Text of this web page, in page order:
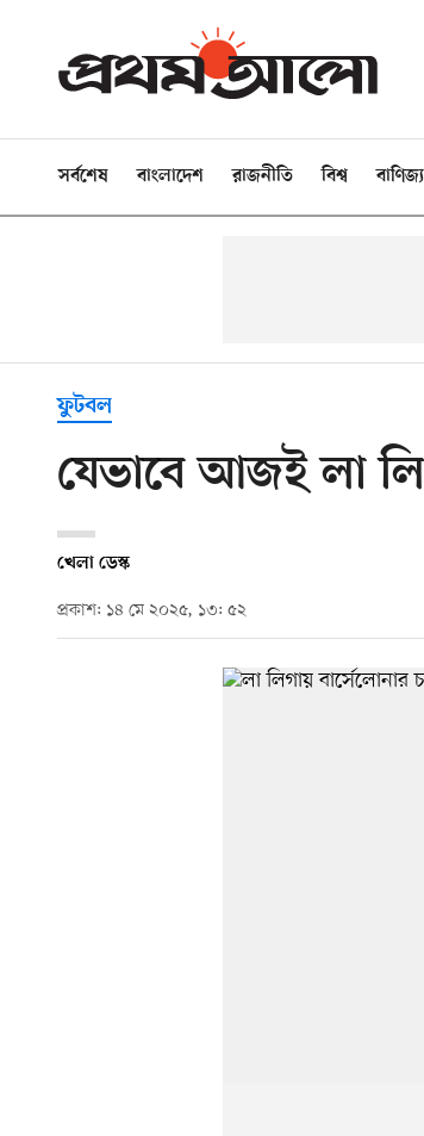
সর্বশেষ বাংলাদেশ রাজনীতি বিশ্ব বাণিজ্য
ফুটবল
যেভাবে আজই লা
খেলা ডেস্ক
প্রকাশ: ১৪ মে ২০২৫, ১৩: ৫২